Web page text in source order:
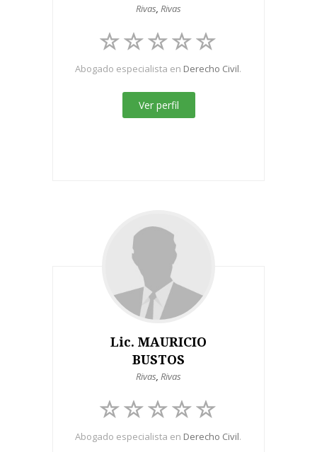
Rivas, Rivas
Abogado especialista en Derecho Civil.
Ver perfil
Lic. MAURICIO
BUSTOS
Rivas, Rivas
Abogado especialista en Derecho Civil.